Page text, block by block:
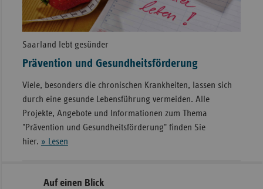
Saarland lebt gesünder
Prävention und Gesundheitsförderung
Viele, besonders die chronischen Krankheiten, lassen sich
durch eine gesunde Lebensführung vermeiden. Alle
Projekte, Angebote und Informationen zum Thema
"Prävention und Gesundheitsförderung" finden Sie
hier. » Lesen
Seitennavigation
SeitenleisteAuf einen Blick